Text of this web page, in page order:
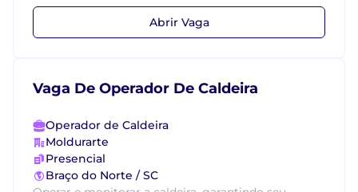
Abrir Vaga
Vaga De Operador De Caldeira
Operador de Caldeira
Moldurarte
Presencial
Braço do Norte / SC